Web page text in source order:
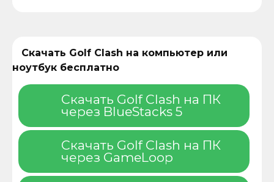
Скачать Golf Clash на компьютер или
ноутбук бесплатно
Скачать Golf Clash на ПК
через BlueStacks 5
Скачать Golf Clash на ПК
через GameLoop